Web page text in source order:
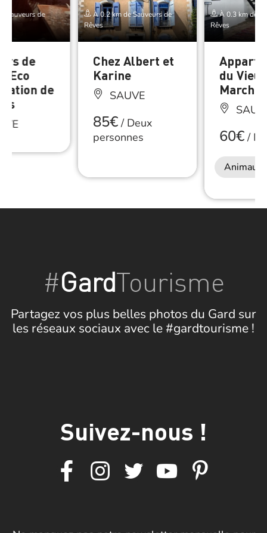
Sauveurs de
de
Eco
de
À 0.2 km de Sauveurs de
Rêves
Chez Albert et
Karine
SAUVE
85€/Deux
personnes
À 0.3 km de
Rêves
du Vieux
Marché
60€/
Animaux
#GardTourisme
Partagez vos plus belles photos du Gard sur
les réseaux sociaux avec le #gardtourisme !
Suivez-nous !